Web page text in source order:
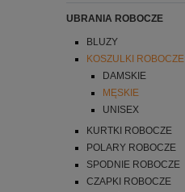
UBRANIA ROBOCZE
BLUZY
KOSZULKI ROBOCZE
DAMSKIE
MĘSKIE
UNISEX
KURTKI ROBOCZE
POLARY ROBOCZE
SPODNIE ROBOCZE
CZAPKI ROBOCZE